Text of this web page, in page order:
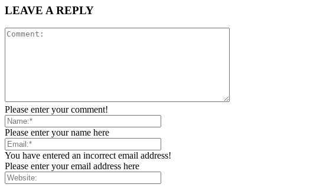
LEAVE A REPLY
Please enter your comment!
Please enter your name here
You have entered an incorrect email address!
Please enter your email address here